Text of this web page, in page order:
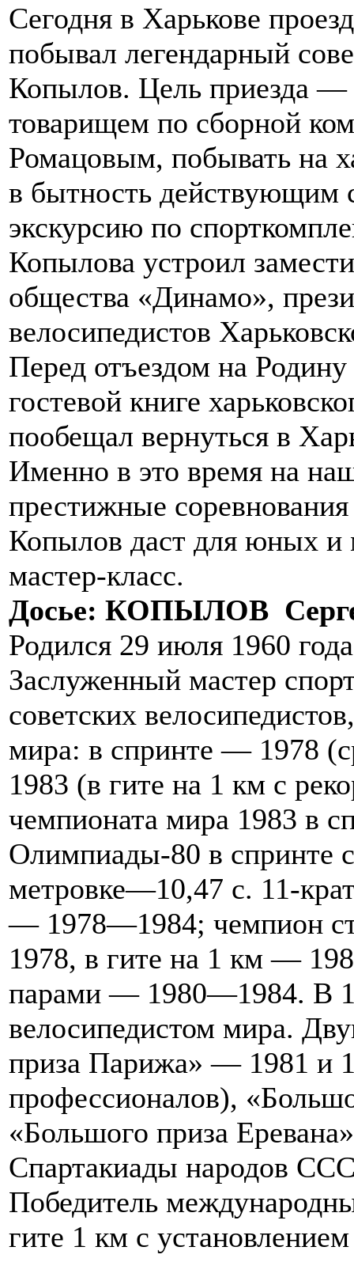
Сегодня в Харькове
побывал легендарный
Копылов. Цель приезда —
товарищем по сборной
Ромацовым, побывать на
в бытность действующим
экскурсию по
Копылова устроил
общества «Динамо»,
велосипедистов
Перед отъездом на
гостевой книге
пообещал вернуться в
Именно в это время на
престижные
Копылов даст для юных и
мастер-класс.
Досье: КОПЫЛОВ
Родился 29 июля 1960
Заслуженный мастер
советских
мира: в спринте — 1978
1983 (в гите на 1 км с
чемпионата мира 1983 в
Олимпиады-80 в спринте
метровке—10,47 с. 11-
— 1978—1984; чемпион
1978, в гите на 1 км —
парами — 1980—1984. В
велосипедистом мира.
приза Парижа» — 1981 и
профессионалов),
«Большого приза
Спартакиады народов
Победитель
гите 1 км с